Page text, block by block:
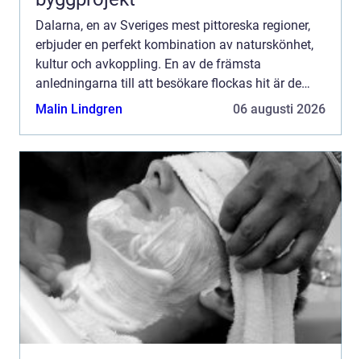
Dalarna, en av Sveriges mest pittoreska regioner,
erbjuder en perfekt kombination av naturskönhet,
kultur och avkoppling. En av de främsta
anledningarna till att besökare flockas hit är de
omtalade spahotellen i Dalarna. Denna p&a...
Malin Lindgren 06 augusti 2026